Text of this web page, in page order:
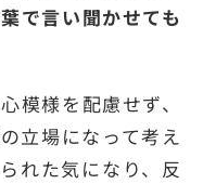
で言い聞かせても
模様を配慮せず、
立場になって考え
れた気になり、反